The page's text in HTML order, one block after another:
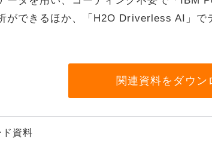
データセンター
サーバー
ができるほか、「H2O Driverless AI」で
関連資料をダウン
ド資料